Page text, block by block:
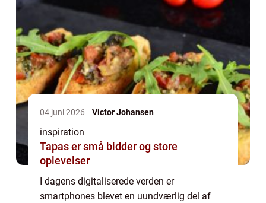
04 juni 2026 Victor Johansen
inspiration
Tapas er små bidder og store
oplevelser
I dagens digitaliserede verden er
smartphones blevet en uundværlig del af